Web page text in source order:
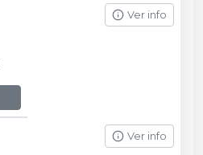
Ver info
Ver info